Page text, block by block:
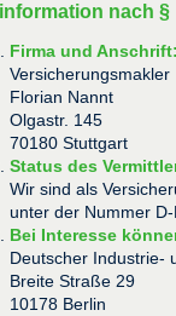
nach
Firma und
Versicherungsmakler
Florian Nannt
Olgastr. 145
70180 Stuttgart
Status des
Wir sind als
unter der Nummer
Bei Interesse
Deutscher Industrie-
Breite Straße 29
10178 Berlin